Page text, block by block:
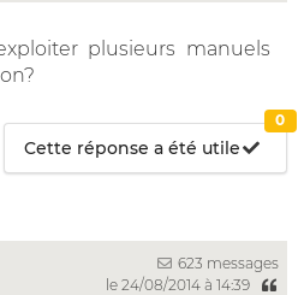
plusieurs manuels
Cette réponse a été utile
0
623 messages
le 24/08/2014 à 14:39